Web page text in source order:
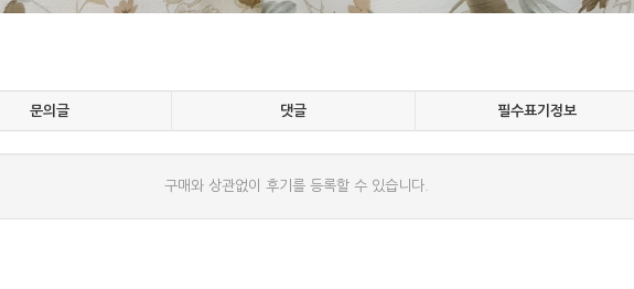
문의글 댓글 필수표기정보
구매와 상관없이 후기를 등록할 수 있습니다.